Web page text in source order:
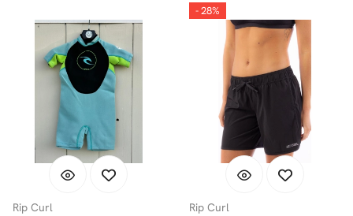
Rip Curl
- 28%
Rip Curl